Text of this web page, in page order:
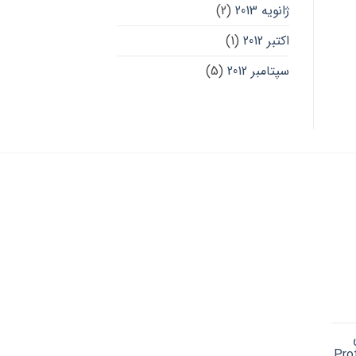
ژانویه 2013
(2)
اکتبر 2012
(1)
سپتامبر 2012
(5)